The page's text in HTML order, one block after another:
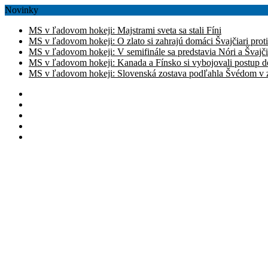
Novinky
MS v ľadovom hokeji: Majstrami sveta sa stali Fíni
MS v ľadovom hokeji: O zlato si zahrajú domáci Švajčiari
MS v ľadovom hokeji: V semifinále sa predstavia Nóri a
MS v ľadovom hokeji: Kanada a Fínsko si vybojovali postup
MS v ľadovom hokeji: Slovenská zostava podľahla Švédom v